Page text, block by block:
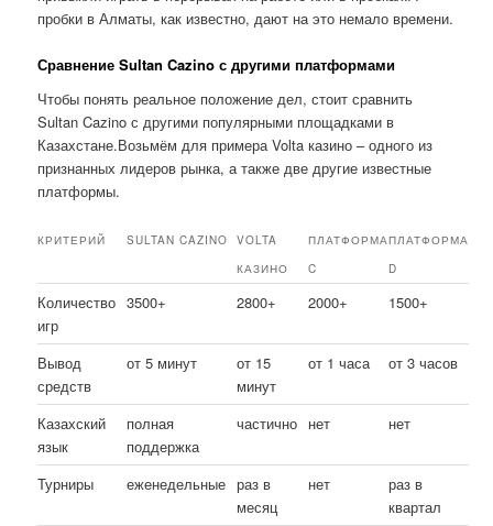
пробки в Алматы, как известно, дают на это немало времени.
Сравнение Sultan Cazino с другими платформами
Чтобы понять реальное положение дел, стоит сравнить
Sultan Cazino с другими популярными площадками в
Казахстане.Возьмём для примера Volta казино – одного из
признанных лидеров рынка, а также две другие известные
платформы.
КРИТЕРИЙ SULTAN CAZINO
VOLTA
КАЗИНО
ПЛАТФОРМА
C
ПЛАТФОРМА
D
Количество
игр
3500+ 2800+ 2000+ 1500+
Вывод
средств
от 5 минут
от 15
минут
от 1 часа от 3 часов
Казахский
язык
полная
поддержка
частично нет нет
Турниры еженедельные раз в
месяц
нет
раз в
квартал